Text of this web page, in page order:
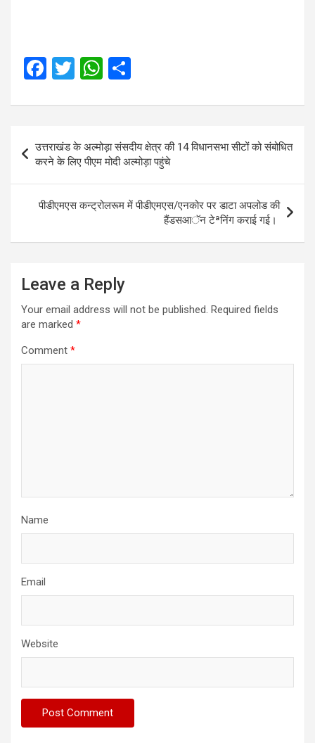
F
ce
o
o
k
T
tt
er
W
at
A
p
p
ar
e
navigation
उत्तराखंड के अल्मोड़ा संसदीय क्षेत्र की 14 विधानसभा सीटों को संबोधित
करने के लिए पीएम मोदी अल्मोड़ा पहुंचे
पीडीएमएस कन्ट्रोलरूम में पीडीएमएस/एनकोर पर डाटा अपलोड की
हैंडसआॅन टेªनिंग कराई गई।
Leave a Reply
Your email address will not be published. Required fields
are marked *
Comment *
Name
Email
Website